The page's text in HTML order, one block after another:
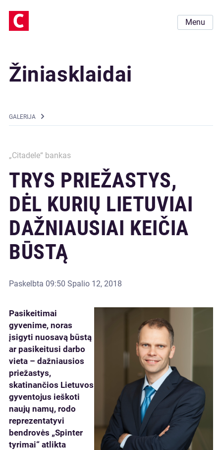
Menu
Žiniasklaidai
GALERIJA
„Citadele“ bankas
TRYS PRIEŽASTYS,
DĖL KURIŲ LIETUVIAI
DAŽNIAUSIAI KEIČIA
BŪSTĄ
Paskelbta 09:50 Spalio 12, 2018
Pasikeitimai
gyvenime, noras
įsigyti nuosavą būstą
ar pasikeitusi darbo
vieta – dažniausios
priežastys,
skatinančios Lietuvos
gyventojus ieškoti
naujų namų, rodo
reprezentatyvi
bendrovės „Spinter
tyrimai“ atlikta